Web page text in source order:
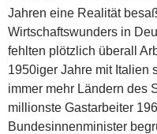
Jahren eine Realität
Wirtschaftswunders in
fehlten plötzlich überall
1950iger Jahre mit Italien
immer mehr Ländern des
millionste Gastarbeiter
Bundesinnenminister